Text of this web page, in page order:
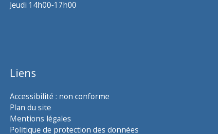
Jeudi 14h00-17h00
Liens
Accessibilité : non conforme
Plan du site
Mentions légales
Politique de protection des données